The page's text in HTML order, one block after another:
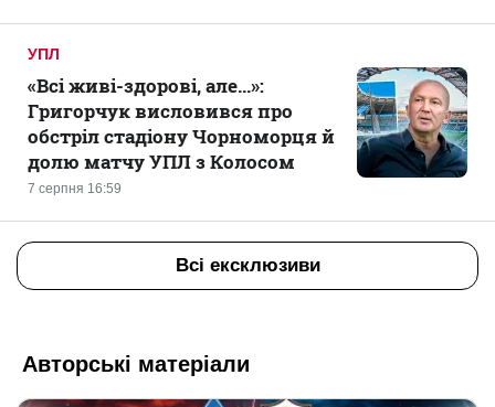
УПЛ
7 серпня 16:59
«Всі живі-здорові, але...»:
Григорчук висловився про
обстріл стадіону Чорноморця й
долю матчу УПЛ з Колосом
Всі ексклюзиви
Авторські матеріали